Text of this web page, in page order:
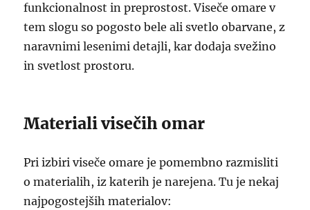
funkcionalnost in preprostost. Viseče omare v
tem slogu so pogosto bele ali svetlo obarvane, z
naravnimi lesenimi detajli, kar dodaja svežino
in svetlost prostoru.
Materiali visečih omar
Pri izbiri viseče omare je pomembno razmisliti
o materialih, iz katerih je narejena. Tu je nekaj
najpogostejših materialov: